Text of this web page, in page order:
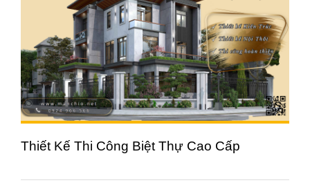
Thiết Kế Thi Công Biệt Thự Cao Cấp